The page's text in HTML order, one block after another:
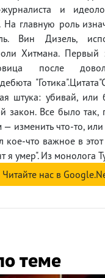
и
На главную роль
Вин Дизель,
Хитмана. Первый
после
штука: убивай, или
закон. Все было так,
изменить что-то, или
кое-что важное в
я умер". Из монолога
Читайте нас в
теме